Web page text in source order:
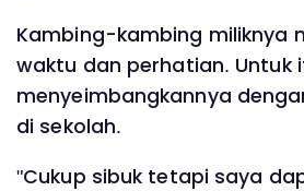
Kambing-kambing miliknya
waktu dan perhatian. Untuk
menyeimbangkannya
di sekolah.
"Cukup sibuk tetapi saya